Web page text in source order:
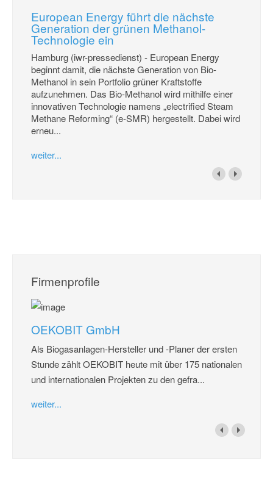
European Energy führt die nächste
Generation der grünen Methanol-
Technologie ein
Hamburg (iwr-pressedienst) - European Energy
beginnt damit, die nächste Generation von Bio-
Methanol in sein Portfolio grüner Kraftstoffe
aufzunehmen. Das Bio-Methanol wird mithilfe einer
innovativen Technologie namens „electrified Steam
Methane Reforming“ (e-SMR) hergestellt. Dabei wird
erneu...
weiter...
Firmenprofile
OEKOBIT GmbH
Als Biogasanlagen-Hersteller und -Planer der ersten
Stunde zählt OEKOBIT heute mit über 175 nationalen
und internationalen Projekten zu den gefra...
weiter...